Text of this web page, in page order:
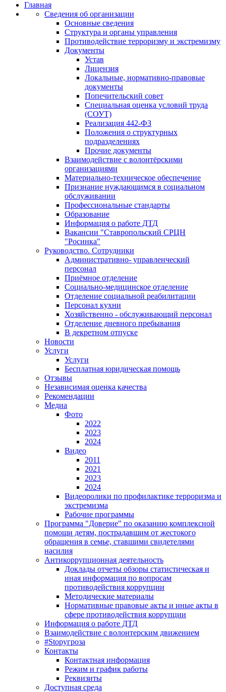
Главная
Сведения об организации
Основные сведения
Структура и органы управления
Противодействие терроризму и экстремизму
Документы
Устав
Лицензия
Локальные, нормативно-правовые
документы
Попечительский совет
Специальная оценка условий труда
(СОУТ)
Реализация 442-ФЗ
Положения о структурных
подразделениях
Прочие документы
Взаимодействие с волонтёрскими
организациями
Материально-техническое обеспечение
Признание нуждающимся в социальном
обслуживании
Профессиональные стандарты
Образование
Информация о работе ДТД
Вакансии "Ставропольский СРЦН
"Росинка"
Руководство. Сотрудники
Административно- управленческий
персонал
Приёмное отделение
Социально-медицинское отделение
Отделение социальной реабилитации
Персонал кухни
Хозяйственно - обслуживающий персонал
Отделение дневного пребывания
В декретном отпуске
Новости
Услуги
Услуги
Бесплатная юридическая помощь
Отзывы
Независимая оценка качества
Рекомендации
Медиа
Фото
2022
2023
2024
Видео
2011
2021
2023
2024
Видеоролики по профилактике терроризма и
экстремизма
Рабочие программы
Программа "Доверие" по оказанию комплексной
помощи детям, пострадавшим от жестокого
обращения в семье, ставшими свидетелями
насилия
Антикоррупционная деятельность
Доклады отчеты обзоры статистическая и
иная информация по вопросам
противодействия коррупции
Методические материалы
Нормативные правовые акты и иные акты в
сфере противодействия коррупции
Информация о работе ДТД
Взаимодействие с волонтерским движением
#Stopугроза
Контакты
Контактная информация
Режим и график работы
Реквизиты
Доступная среда